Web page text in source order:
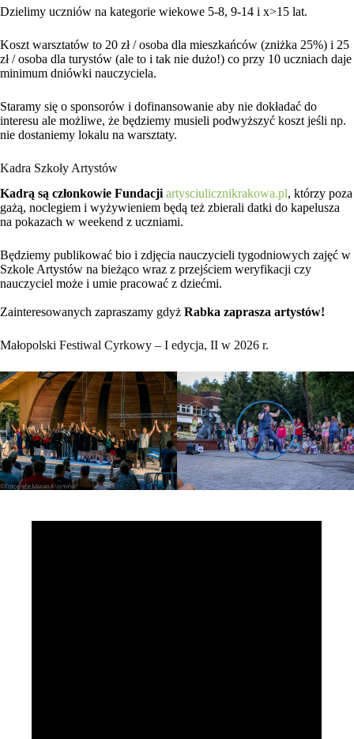
Dzielimy uczniów na kategorie wiekowe 5-8, 9-14 i x>15 lat.
Koszt warsztatów to 20 zł / osoba dla mieszkańców (zniżka 25%) i 25
zł / osoba dla turystów (ale to i tak nie dużo!) co przy 10 uczniach daje
minimum dniówki nauczyciela.
Staramy się o sponsorów i dofinansowanie aby nie dokładać do
interesu ale możliwe, że będziemy musieli podwyższyć koszt jeśli np.
nie dostaniemy lokalu na warsztaty.
Kadra Szkoły Artystów
Kadrą są członkowie Fundacji artysciulicznikrakowa.pl, którzy poza
gażą, noclegiem i wyżywieniem będą też zbierali datki do kapelusza
na pokazach w weekend z uczniami.
Będziemy publikować bio i zdjęcia nauczycieli tygodniowych zajęć w
Szkole Artystów na bieżąco wraz z przejściem weryfikacji czy
nauczyciel może i umie pracować z dziećmi.
Zainteresowanych zapraszamy gdyż Rabka zaprasza artystów!
Małopolski Festiwal Cyrkowy – I edycja, II w 2026 r.